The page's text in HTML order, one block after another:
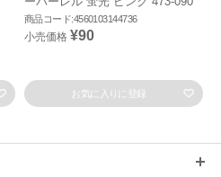
商品コード:4560103144736
小売価格 ¥90
お気に入りに登録